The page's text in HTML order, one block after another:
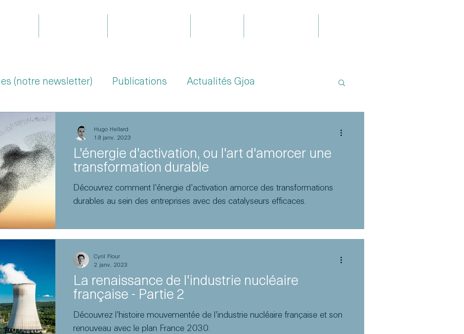
(notre newsletter) Publications Actualités Gjoa
L'énergie d'activation, ou l'art d'amorcer une
transformation durable
Découvrez comment l'énergie d'activation amorce des transformations
durables au sein des entreprises avec des catalyseurs efficaces.
Hugo Hellard
18 janv. 2023
La renaissance de l'industrie nucléaire
française - Partie 2
Découvrez l'histoire mouvementée de l'industrie nucléaire française et son
renouveau avec le plan France 2030.
Cyril Flour
2 janv. 2023